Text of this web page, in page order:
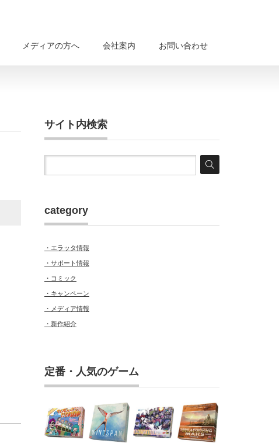
メディアの方へ 会社案内 お問い合わせ
サイト内検索
category
・エラッタ情報
・サポート情報
・コミック
・キャンペーン
・メディア情報
・新作紹介
定番・人気のゲーム